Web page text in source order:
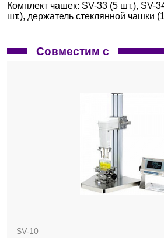
Комплект чашек: SV-33 (5 шт.), SV-
шт.), держатель стеклянной чашки
Совместим с
SV-10